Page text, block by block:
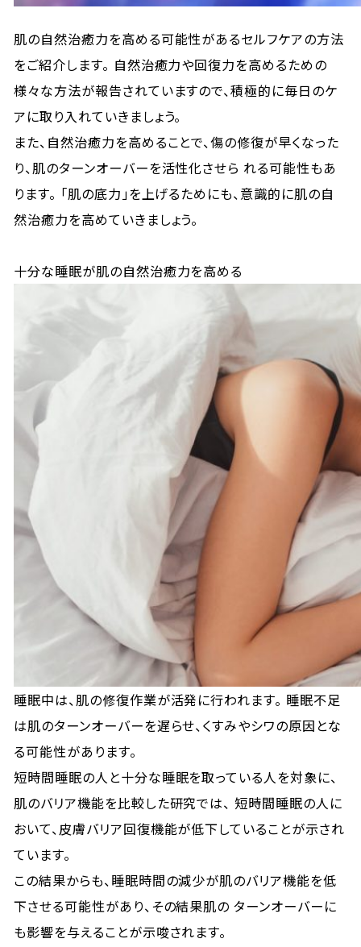
肌の自然治癒力を高める可能性があるセルフケアの方法
をご紹介します。 自然治癒力や回復力を高めるための
様々な方法が報告されていますので、積極的に毎日のケ
アに取り入れていきましょう。
また、自然治癒力を高めることで、傷の修復が早くなった
り、肌のターンオーバーを活性化させら れる可能性もあ
ります。 「肌の底力」を上げるためにも、意識的に肌の自
然治癒力を高めていきましょう。
十分な睡眠が肌の自然治癒力を高める
睡眠中は、肌の修復作業が活発に行われます。 睡眠不足
は肌のターンオーバーを遅らせ、くすみやシワの原因とな
る可能性があります。
短時間睡眠の人と十分な睡眠を取っている人を対象に、
肌のバリア機能を比較した研究では、 短時間睡眠の人に
おいて、皮膚バリア回復機能が低下していることが示され
ています。
この結果からも、睡眠時間の減少が肌のバリア機能を低
下させる可能性があり、その結果肌の ターンオーバーに
も影響を与えることが示唆されます。